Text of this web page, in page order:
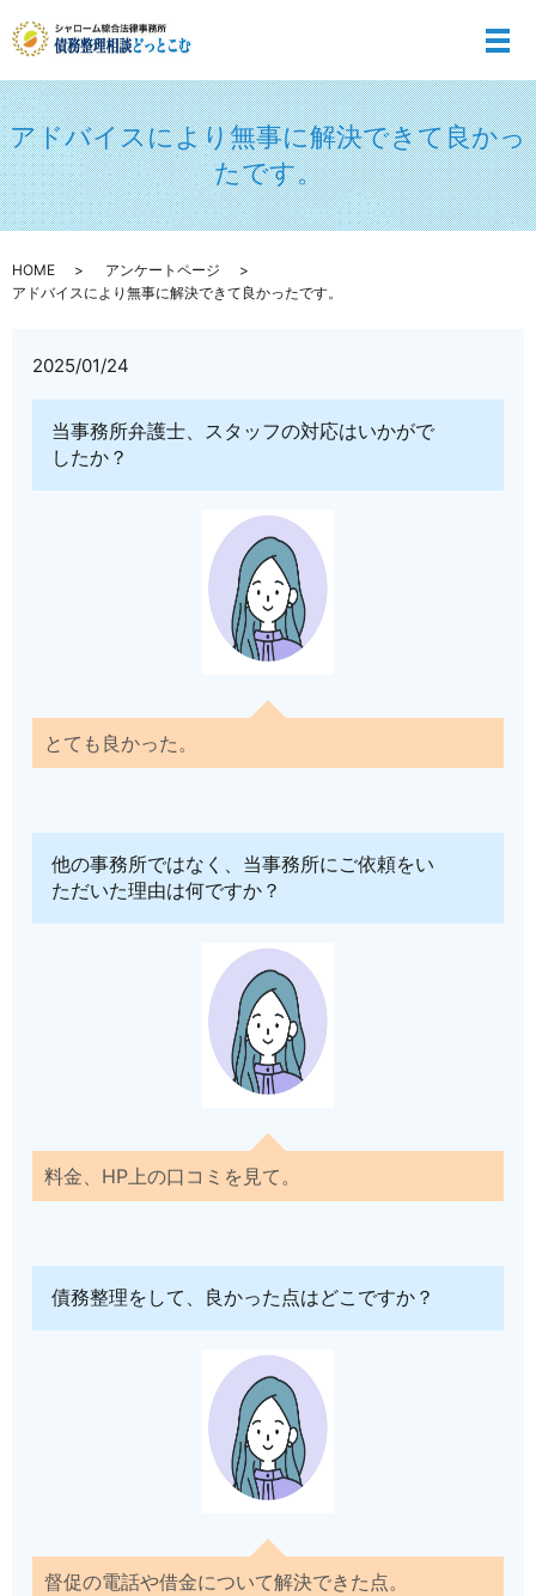
メ
アドバイスにより無事に解決できて良かっ
たです。
HOME
アンケートページ
アドバイスにより無事に解決できて良かったです。
2025/01/24
当事務所弁護士、スタッフの対応はいかがで
したか？
とても良かった。
他の事務所ではなく、当事務所にご依頼をい
ただいた理由は何ですか？
料金、HP上の口コミを見て。
債務整理をして、良かった点はどこですか？
督促の電話や借金について解決できた点。